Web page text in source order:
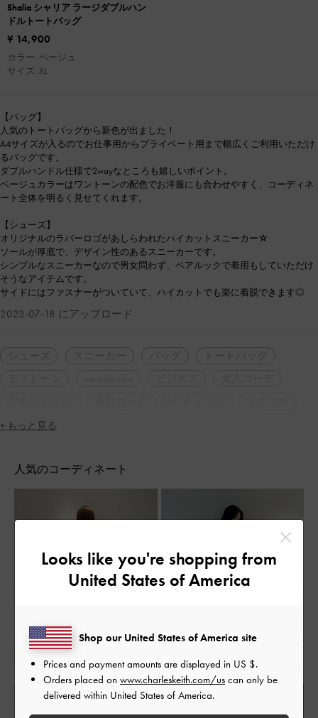
Shalia シャリア ラージダブルハン
ドルトートバッグ
¥ 14,900
カラー: ベージュ
サイズ: XL
【バッグ】
人気のトートバッグから新色が出ました！
A4サイズが入るのでお仕事用からプライベート用まで幅広くご利用いただけ
るバッグです。
ダブルハンドル仕様で2wayなところも嬉しいポイント。
ベージュカラーはワントーンの配色でお洋服にも合わせやすく、コーディネ
ート全体を明るく見せてくれます。
【シューズ】
オリジナルのラバーロゴがあしらわれたハイカットスニーカー☆
ソールが厚底で、デザイン性のあるスニーカーです。
シンプルなスニーカーなので男女問わず、ペアルックで着用もしていただけ
そうなアイテムです。
サイドにはファスナーがついていて、ハイカットでも楽に着脱できます◎
2023-07-18 にアップロード
シューズ スニーカー
シンプル・ベーシック
+ もっと見る
人気のコーディネート
Looks like you're shopping from
United States of America
Shop our United States of America site
Prices and payment amounts are displayed in US $.
Orders placed on www.charleskeith.com/us can only be
delivered within United States of America.